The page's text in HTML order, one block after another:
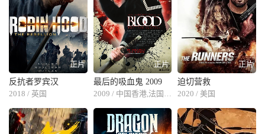
正片
反抗者罗宾汉
2018 / 英国
正片
最后的吸血鬼 2009
正片
迫切营救
2020 / 美国